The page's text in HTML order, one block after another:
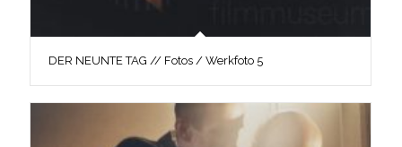
DER NEUNTE TAG // Fotos / Werkfoto 5